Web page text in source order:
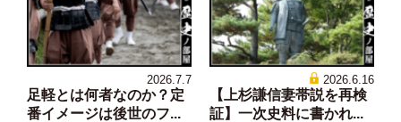
2026.7.7
足軽とは何者なのか？定
番イメージは後世のフ...
2026.6.16
【上杉謙信妻帯説を再検
証】一次史料に書かれ...